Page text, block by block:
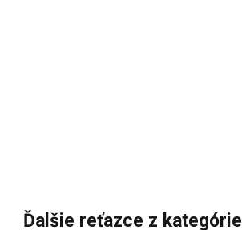
Ďalšie reťazce z kategórie